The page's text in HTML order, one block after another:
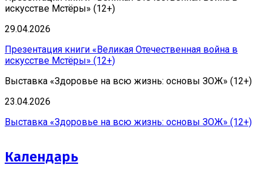
искусстве Мстёры» (12+)
29.04.2026
Презентация книги «Великая Отечественная война в
искусстве Мстёры» (12+)
Выставка «Здоровье на всю жизнь: основы ЗОЖ» (12+)
23.04.2026
Выставка «Здоровье на всю жизнь: основы ЗОЖ» (12+)
Календарь